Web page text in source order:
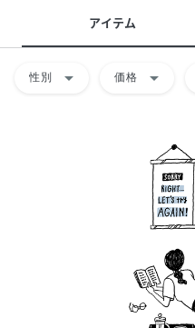
アイテム
性別 arrow_drop_down 価格 arrow_drop_down